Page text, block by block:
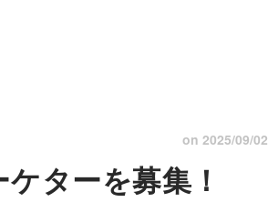
on 2025/09/02
ターを募集！